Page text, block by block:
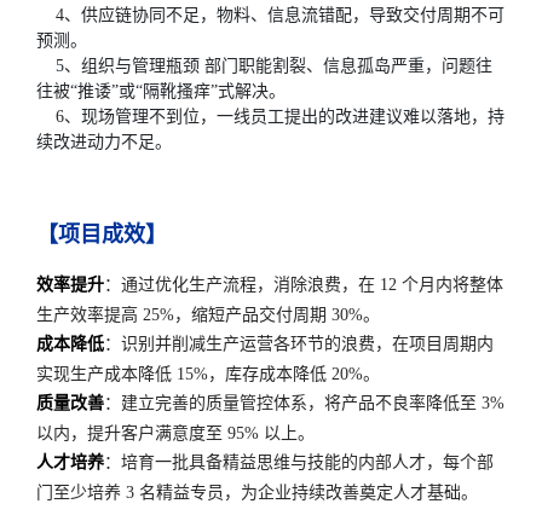
4、供应链协同不足，物料、信息流错配，导致交付周期不可
预测。
5、组织与管理瓶颈 部门职能割裂、信息孤岛严重，问题往
往被“推诿”或“隔靴搔痒”式解决。
6、现场管理不到位，一线员工提出的改进建议难以落地，持
续改进动力不足。
【项目成效】
效率提升：通过优化生产流程，消除浪费，在 12 个月内将整体
生产效率提高 25%，缩短产品交付周期 30%。
成本降低：识别并削减生产运营各环节的浪费，在项目周期内
实现生产成本降低 15%，库存成本降低 20%。
质量改善：建立完善的质量管控体系，将产品不良率降低至 3%
以内，提升客户满意度至 95% 以上。
人才培养：培育一批具备精益思维与技能的内部人才，每个部
门至少培养 3 名精益专员，为企业持续改善奠定人才基础。